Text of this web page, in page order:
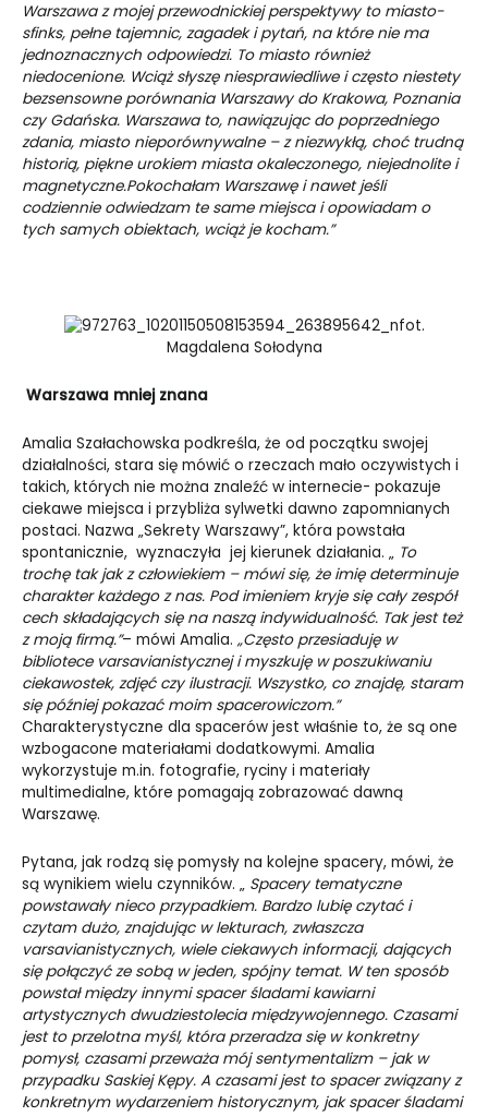
Warszawa z mojej przewodnickiej perspektywy to miasto-
sfinks, pełne tajemnic, zagadek i pytań, na które nie ma
jednoznacznych odpowiedzi. To miasto również
niedocenione. Wciąż słyszę niesprawiedliwe i często niestety
bezsensowne porównania Warszawy do Krakowa, Poznania
czy Gdańska. Warszawa to, nawiązując do poprzedniego
zdania, miasto nieporównywalne – z niezwykłą, choć trudną
historią, piękne urokiem miasta okaleczonego, niejednolite i
magnetyczne.Pokochałam Warszawę i nawet jeśli
codziennie odwiedzam te same miejsca i opowiadam o
tych samych obiektach, wciąż je kocham.”
fot.
Magdalena Sołodyna
Warszawa mniej znana
Amalia Szałachowska podkreśla, że od początku swojej
działalności, stara się mówić o rzeczach mało oczywistych i
takich, których nie można znaleźć w internecie- pokazuje
ciekawe miejsca i przybliża sylwetki dawno zapomnianych
postaci. Nazwa „Sekrety Warszawy”, która powstała
spontanicznie, wyznaczyła jej kierunek działania. „ To
trochę tak jak z człowiekiem – mówi się, że imię determinuje
charakter każdego z nas. Pod imieniem kryje się cały zespół
cech składających się na naszą indywidualność. Tak jest też
z moją firmą.”– mówi Amalia. „Często przesiaduję w
bibliotece varsavianistycznej i myszkuję w poszukiwaniu
ciekawostek, zdjęć czy ilustracji. Wszystko, co znajdę, staram
się później pokazać moim spacerowiczom.”
Charakterystyczne dla spacerów jest właśnie to, że są one
wzbogacone materiałami dodatkowymi. Amalia
wykorzystuje m.in. fotografie, ryciny i materiały
multimedialne, które pomagają zobrazować dawną
Warszawę.
Pytana, jak rodzą się pomysły na kolejne spacery, mówi, że
są wynikiem wielu czynników. „ Spacery tematyczne
powstawały nieco przypadkiem. Bardzo lubię czytać i
czytam dużo, znajdując w lekturach, zwłaszcza
varsavianistycznych, wiele ciekawych informacji, dających
się połączyć ze sobą w jeden, spójny temat. W ten sposób
powstał między innymi spacer śladami kawiarni
artystycznych dwudziestolecia międzywojennego. Czasami
jest to przelotna myśl, która przeradza się w konkretny
pomysł, czasami przeważa mój sentymentalizm – jak w
przypadku Saskiej Kępy. A czasami jest to spacer związany z
konkretnym wydarzeniem historycznym, jak spacer śladami